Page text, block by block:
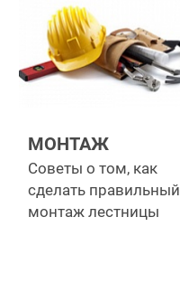
МОНТАЖ
Советы о том, как
сделать правильный
монтаж лестницы